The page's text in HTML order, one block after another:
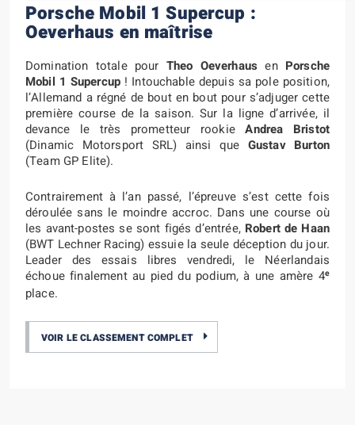
Porsche Mobil 1 Supercup :
Oeverhaus en maîtrise
Domination totale pour Theo Oeverhaus en Porsche
Mobil 1 Supercup ! Intouchable depuis sa pole position,
l’Allemand a régné de bout en bout pour s’adjuger cette
première course de la saison. Sur la ligne d’arrivée, il
devance le très prometteur rookieAndrea Bristot
(Dinamic Motorsport SRL) ainsi que Gustav Burton
(Team GP Elite).
Contrairement à l’an passé, l’épreuve s’est cette fois
déroulée sans le moindre accroc. Dans une course où
les avant-postes se sont figés d’entrée, Robert de Haan
(BWT Lechner Racing) essuie la seule déception du jour.
Leader des essais libres vendredi, le Néerlandais
échoue finalement au pied du podium, à une amère 4e
place.
VOIR LE CLASSEMENT COMPLET